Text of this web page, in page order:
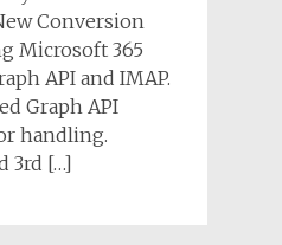
Conversion
Microsoft 365
API and IMAP.
Graph API
handling.
3rd […]